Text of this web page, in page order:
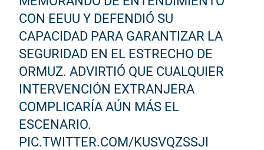
CON EEUU Y DEFENDIÓ SU
CAPACIDAD PARA GARANTIZAR LA
SEGURIDAD EN EL ESTRECHO DE
ORMUZ. ADVIRTIÓ QUE CUALQUIER
INTERVENCIÓN EXTRANJERA
COMPLICARÍA AÚN MÁS EL
ESCENARIO.
PIC.TWITTER.COM/KUSVQZSSJI